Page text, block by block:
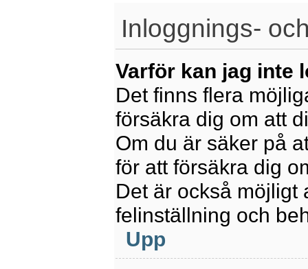
Inloggnings-
Varför kan jag inte
Det finns flera
försäkra dig om att
Om du är säker på
för att försäkra dig
Det är också möjligt
felinställning och
Upp